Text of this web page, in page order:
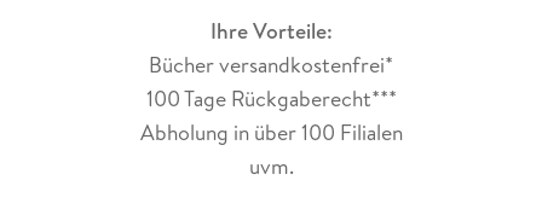
Ihre Vorteile:
Bücher versandkostenfrei*
100 Tage Rückgaberecht***
Abholung in über 100 Filialen
uvm.